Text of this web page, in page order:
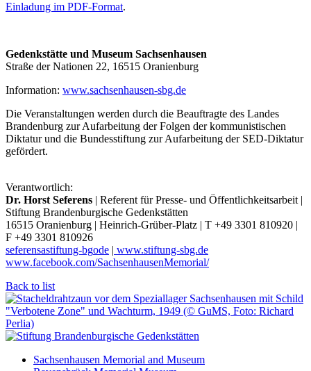
Einladung im PDF-Format.
Gedenkstätte und Museum Sachsenhausen
Straße der Nationen 22, 16515 Oranienburg
Information: www.sachsenhausen-sbg.de
Die Veranstaltungen werden durch die Beauftragte des Landes
Brandenburg zur Aufarbeitung der Folgen der kommunistischen
Diktatur und die Bundesstiftung zur Aufarbeitung der SED-Diktatur
gefördert.
Verantwortlich:
Dr. Horst Seferens | Referent für Presse- und Öffentlichkeitsarbeit |
Stiftung Brandenburgische Gedenkstätten
16515 Oranienburg | Heinrich-Grüber-Platz | T +49 3301 810920 |
F +49 3301 810926
seferensastiftung-bgode | www.stiftung-sbg.de
www.facebook.com/SachsenhausenMemorial/
Back to list
Sachsenhausen Memorial and Museum